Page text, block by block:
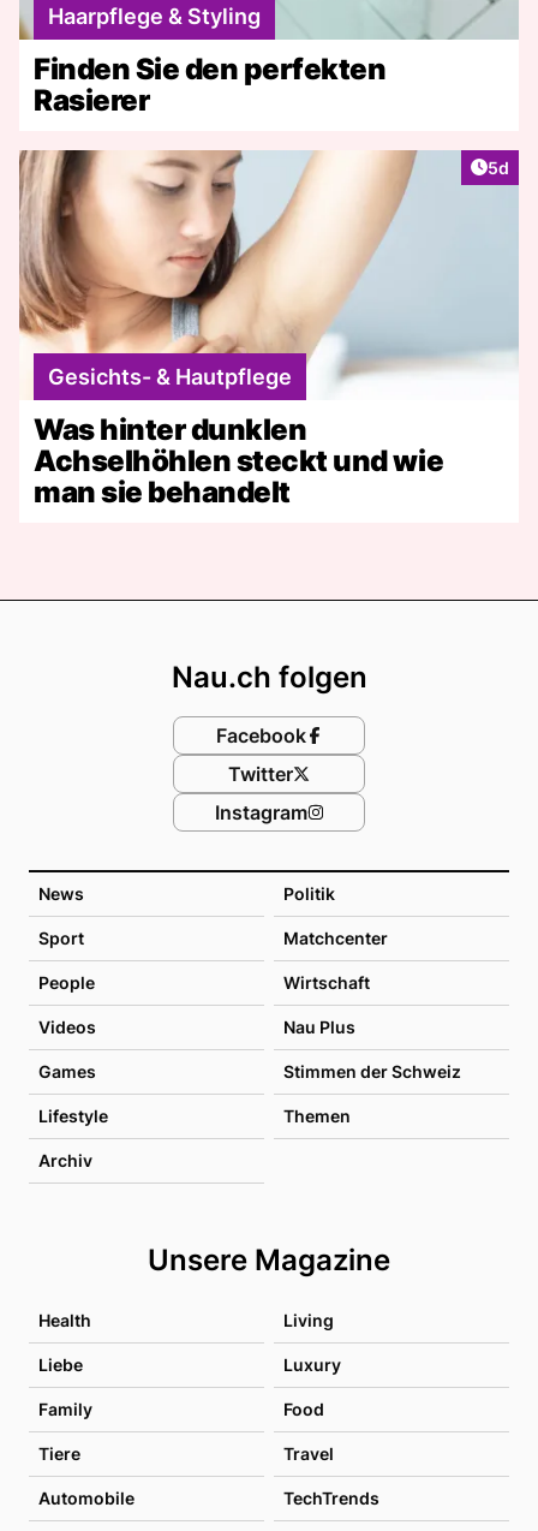
Haarpflege & Styling
Finden Sie den perfekten
Rasierer
5d
Gesichts- & Hautpflege
Was hinter dunklen
Achselhöhlen steckt und wie
man sie behandelt
News Politik
Sport Matchcenter
People Wirtschaft
Videos Nau Plus
Games Stimmen der Schweiz
Lifestyle Themen
Archiv
Unsere Magazine
Health Living
Liebe Luxury
Family Food
Tiere Travel
Automobile TechTrends
Nau.ch folgen
Facebook
Twitter
Instagram